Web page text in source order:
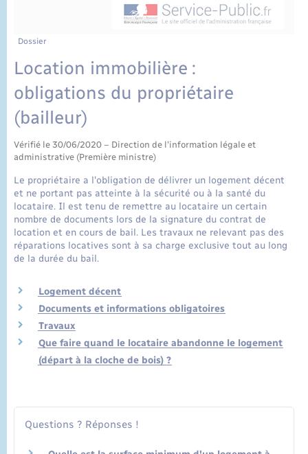
Dossier
Location immobilière :
obligations du propriétaire
(bailleur)
Vérifié le 30/06/2020 – Direction de l'information légale et
administrative (Première ministre)
Le propriétaire a l'obligation de délivrer un logement décent
et ne portant pas atteinte à la sécurité ou à la santé du
locataire. Il est tenu de remettre au locataire un certain
nombre de documents lors de la signature du contrat de
location et en cours de bail. Les travaux ne relevant pas des
réparations locatives sont à sa charge exclusive tout au long
de la durée du bail.
Logement décent
Documents et informations obligatoires
Travaux
Que faire quand le locataire abandonne le logement
(départ à la cloche de bois) ?
Questions ? Réponses !